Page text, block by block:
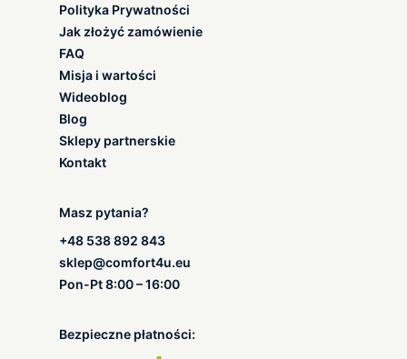
Polityka Prywatności
Jak złożyć zamówienie
FAQ
Misja i wartości
Wideoblog
Blog
Sklepy partnerskie
Kontakt
Masz pytania?
+48 538 892 843
sklep@comfort4u.eu
Pon-Pt 8:00 – 16:00
Bezpieczne płatności: